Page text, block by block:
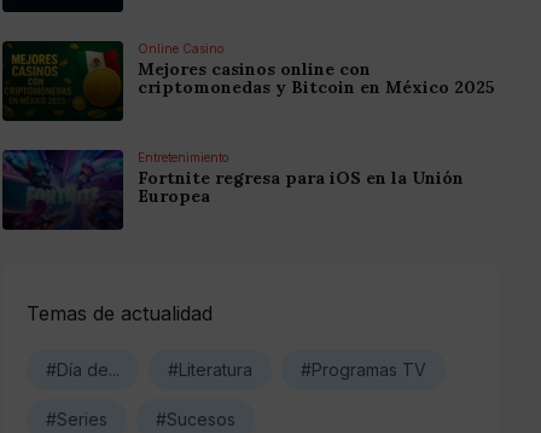
Online Casino
Mejores casinos online con
criptomonedas y Bitcoin en México 2025
Entretenimiento
Fortnite regresa para iOS en la Unión
Europea
Temas de actualidad
#Día de... #Literatura #Programas TV
#Series #Sucesos